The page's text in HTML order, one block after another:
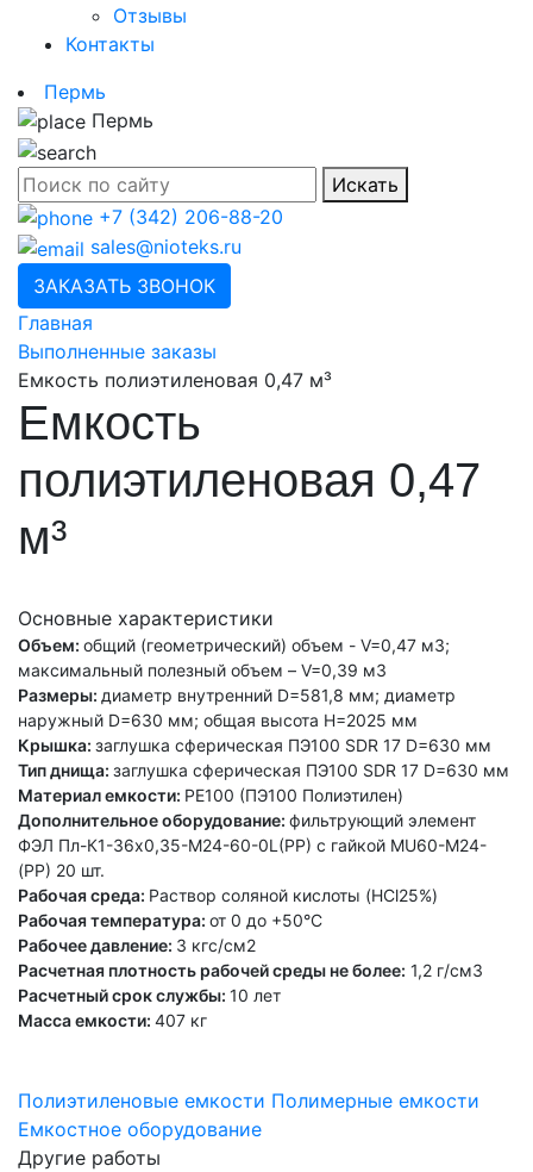
Отзывы
Контакты
Пeрмь
Пeрмь
Искать
+7 (342) 206-88-20
sales@nioteks.ru
ЗАКАЗАТЬ ЗВОНОК
Главная
Выполненные заказы
Емкость полиэтиленовая 0,47 м³
Емкость
полиэтиленовая 0,47
м³
Основные характеристики
Объем: общий (геометрический) объем - V=0,47 м3;
максимальный полезный объем – V=0,39 м3
Размеры: диаметр внутренний D=581,8 мм; диаметр
наружный D=630 мм; общая высота H=2025 мм
Крышка: заглушка сферическая ПЭ100 SDR 17 D=630 мм
Тип днища: заглушка сферическая ПЭ100 SDR 17 D=630 мм
Материал емкости: PE100 (ПЭ100 Полиэтилен)
Дополнительное оборудование: фильтрующий элемент
ФЭЛ Пл-К1-36х0,35-М24-60-0L(PP) с гайкой MU60-M24-
(PP) 20 шт.
Рабочая среда: Раствор соляной кислоты (HCl25%)
Рабочая температура: от 0 до +50°С
Рабочее давление: 3 кгс/см2
Расчетная плотность рабочей среды не более: 1,2 г/см3
Расчетный срок службы: 10 лет
Масса емкости: 407 кг
Полиэтиленовые емкости Полимерные емкости
Емкостное оборудование
Другие работы